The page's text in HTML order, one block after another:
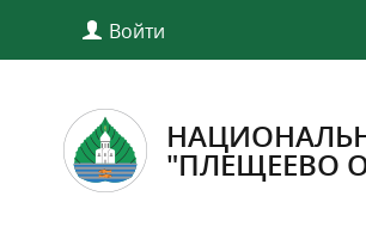
Войти
"ПЛЕЩЕЕВО